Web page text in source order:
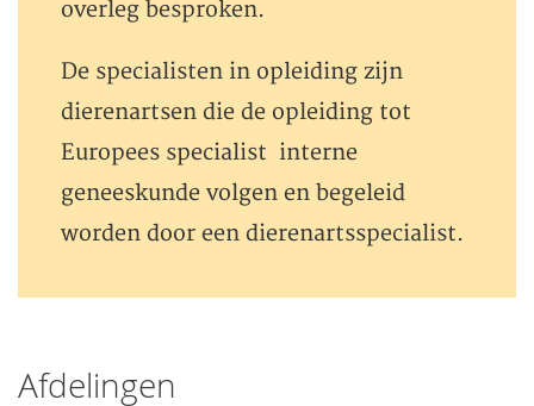
overleg besproken.
De specialisten in opleiding zijn
dierenartsen die de opleiding tot
Europees specialist interne
geneeskunde volgen en begeleid
worden door een dierenartsspecialist.
Afdelingen